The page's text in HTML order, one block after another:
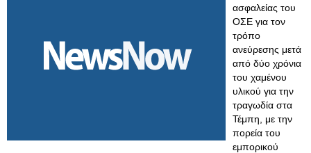
ασφαλείας του
ΟΣΕ για τον
τρόπο
ανεύρεσης μετά
από δύο χρόνια
του χαμένου
υλικού για την
τραγωδία στα
Τέμπη, με την
πορεία του
εμπορικού